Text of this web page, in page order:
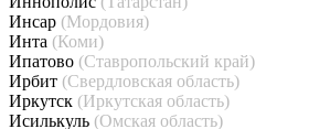
Инсар (Мордовия)
Инта (Коми)
Ипатово (Ставропольский край)
Ирбит (Свердловская область)
Иркутск (Иркутская область)
Исилькуль (Омская область)